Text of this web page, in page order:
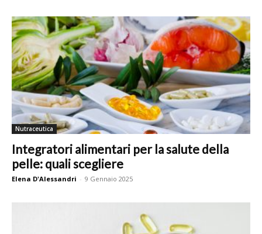
Nutraceutica
Integratori alimentari per la salute della
pelle: quali scegliere
Elena D'Alessandri - 9 Gennaio 2025